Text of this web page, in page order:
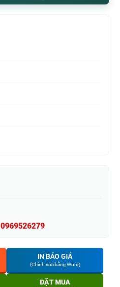
0969526279
IN BÁO GIÁ
(Chỉnh sửa bằng Word)
ĐẶT MUA